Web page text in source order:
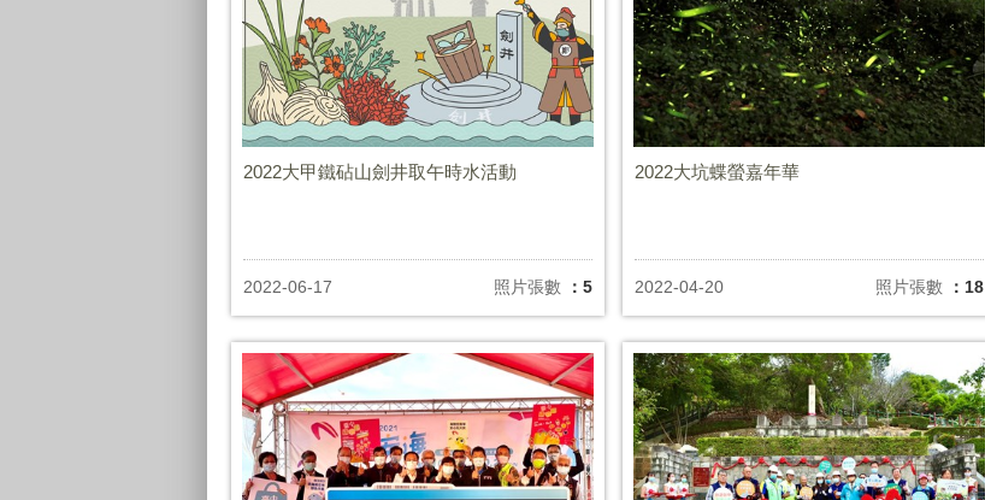
2022大甲鐵砧山劍井取午時水活動
2022-06-17 照片張數 ：5
2022大坑蝶螢嘉年華
2022-04-20 照片張數 ：18